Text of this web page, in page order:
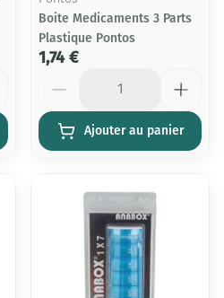
Boite Medicaments 3 Parts
Plastique Pontos
1,74 €
Ajouter au panier